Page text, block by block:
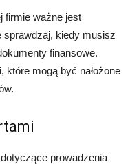
firmie ważne jest
sprawdzaj, kiedy musisz
finansowe.
które mogą być nałożone
prowadzenia